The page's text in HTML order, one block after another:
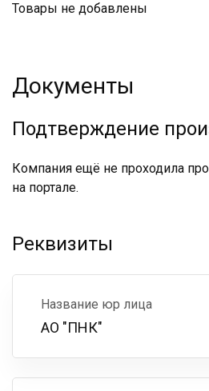
Товары не добавлены
Документы
Подтверждение
Компания ещё не проходила
на портале.
Реквизиты
Название юр лица
АО "ПНК"